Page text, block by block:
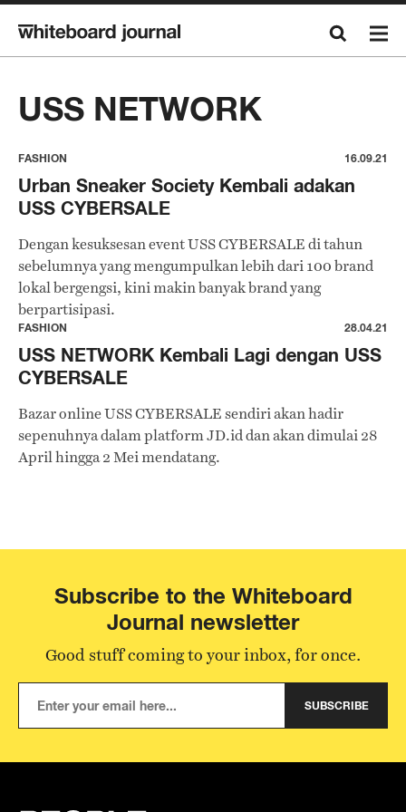
USS NETWORK
FASHION 16.09.21
Urban Sneaker Society Kembali adakan
USS CYBERSALE
Dengan kesuksesan event USS CYBERSALE di tahun
sebelumnya yang mengumpulkan lebih dari 100 brand
lokal bergengsi, kini makin banyak brand yang
berpartisipasi.
FASHION 28.04.21
USS NETWORK Kembali Lagi dengan USS
CYBERSALE
Bazar online USS CYBERSALE sendiri akan hadir
sepenuhnya dalam platform JD.id dan akan dimulai 28
April hingga 2 Mei mendatang.
Subscribe to the Whiteboard
Journal newsletter
Good stuff coming to your inbox, for once.
SUBSCRIBE